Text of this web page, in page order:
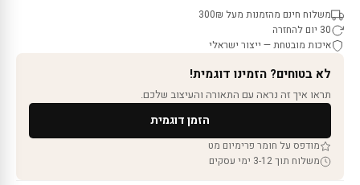
משלוח חינם מהזמנות מעל 300₪
30 יום להחזרה
איכות מובטחת — ייצור ישראלי
לא בטוחים? הזמינו דוגמית!
תראו איך זה נראה עם התאורה והעיצוב שלכם.
הזמן דוגמית
מודפס על חומר פרימיום מט
משלוח תוך 3-12 ימי עסקים